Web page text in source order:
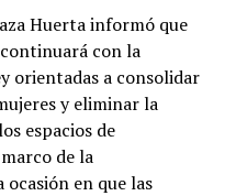
Huerta informó que
con la
orientadas a consolidar
y eliminar la
espacios de
de la
en que las